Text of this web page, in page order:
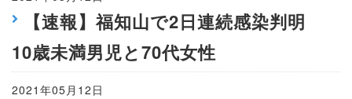
【速報】福知山で2日連続感染判明
10歳未満男児と70代女性
2021年05月12日